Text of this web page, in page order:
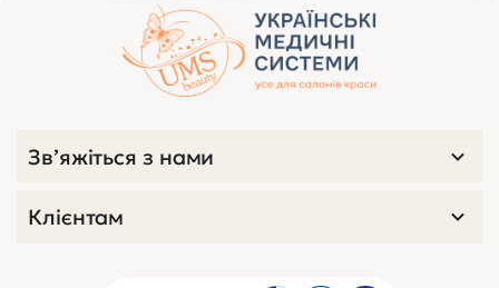
сприяють поліпшенню стану шкіри. Вони
застосовуються не тільки в косметології, а ще й в
терапії. Лікують неврологічні захворювання,
захворювання лор - органів, сечостатевої та м'язової
Існують ультразвукові випромінювачі двох видів:
стаціонарні;
Зв’яжіться з нами
Клієнтам